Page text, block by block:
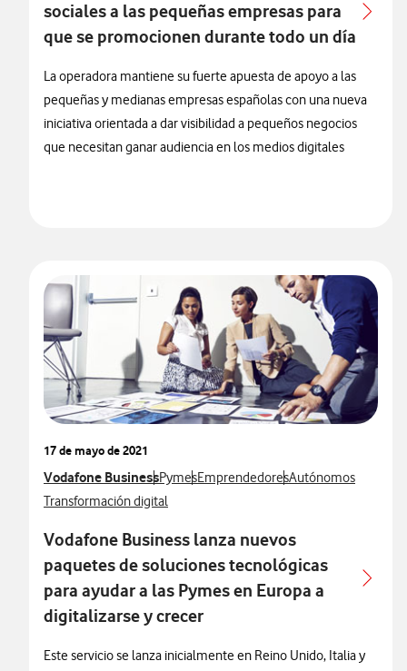
sociales a las pequeñas empresas para
que se promocionen durante todo un día
La operadora mantiene su fuerte apuesta de apoyo a las
pequeñas y medianas empresas españolas con una nueva
iniciativa orientada a dar visibilidad a pequeños negocios
que necesitan ganar audiencia en los medios digitales
17 de mayo de 2021
Ver más notas de prensa relacionados con
Vodafone BusinessVer más notas de prensa relacionados con
PymesVer más notas de prensa
EmprendedoresVer más notas de
Autónomos
Ver más notas de prensa relacionados con
Transformación digital
Vodafone Business lanza nuevos
paquetes de soluciones tecnológicas
para ayudar a las Pymes en Europa a
digitalizarse y crecer
Este servicio se lanza inicialmente en Reino Unido, Italia y